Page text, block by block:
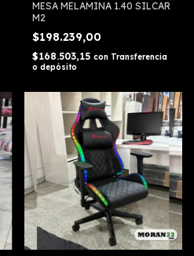
MESA MELAMINA 1.40 SILCAR
M2
$198.239,00
$168.503,15 con Transferencia
o depósito